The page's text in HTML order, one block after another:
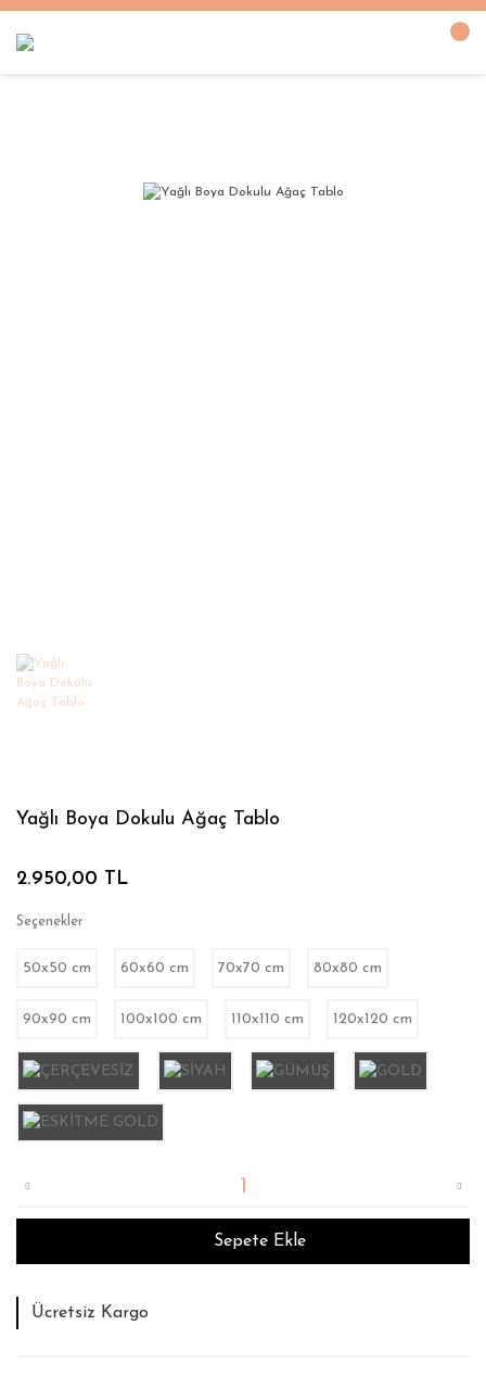
Yağlı Boya Dokulu Ağaç Tablo
2.950,00 TL
Seçenekler
50x50 cm 60x60 cm 70x70 cm 80x80 cm
90x90 cm 100x100 cm 110x110 cm 120x120 cm
Sepete Ekle
Tahmini Teslim Süresi : 12 İş Günü
Ücretsiz Kargo